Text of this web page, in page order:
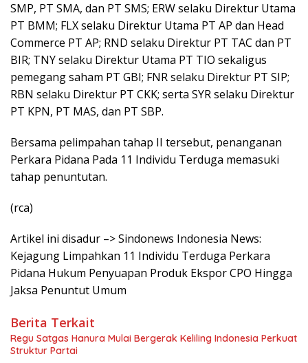
SMP, PT SMA, dan PT SMS; ERW selaku Direktur Utama
PT BMM; FLX selaku Direktur Utama PT AP dan Head
Commerce PT AP; RND selaku Direktur PT TAC dan PT
BIR; TNY selaku Direktur Utama PT TIO sekaligus
pemegang saham PT GBI; FNR selaku Direktur PT SIP;
RBN selaku Direktur PT CKK; serta SYR selaku Direktur
PT KPN, PT MAS, dan PT SBP.
Bersama pelimpahan tahap II tersebut, penanganan
Perkara Pidana Pada 11 Individu Terduga memasuki
tahap penuntutan.
(rca)
Artikel ini disadur –> Sindonews Indonesia News:
Kejagung Limpahkan 11 Individu Terduga Perkara
Pidana Hukum Penyuapan Produk Ekspor CPO Hingga
Jaksa Penuntut Umum
Berita Terkait
Regu Satgas Hanura Mulai Bergerak Keliling Indonesia Perkuat
Struktur Partai